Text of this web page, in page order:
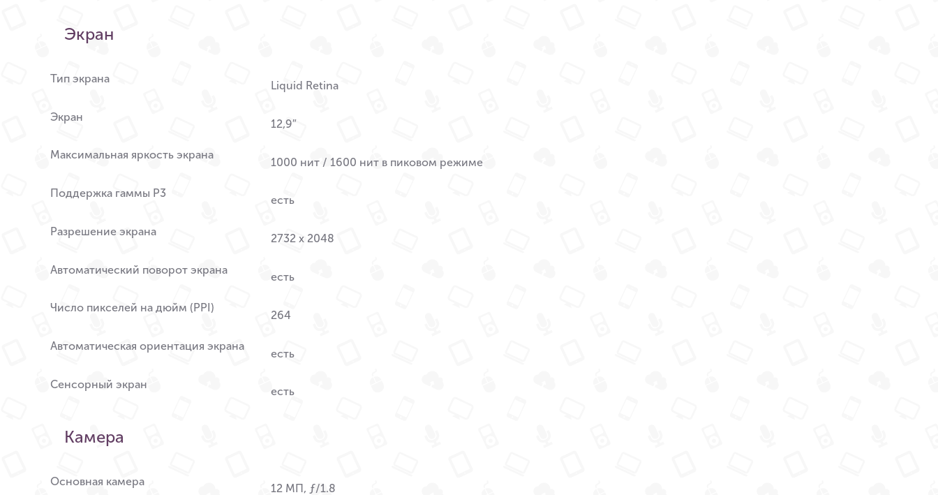
Экран
Тип экрана
Liquid Retina
Экран
12,9″
Максимальная яркость экрана
1000 нит / 1600 нит в пиковом режиме
Поддержка гаммы P3
есть
Разрешение экрана
2732 x 2048
Автоматический поворот экрана
есть
Число пикселей на дюйм (PPI)
264
Автоматическая ориентация экрана
есть
Сенсорный экран
есть
Камера
Основная камера
12 МП, ƒ/1.8